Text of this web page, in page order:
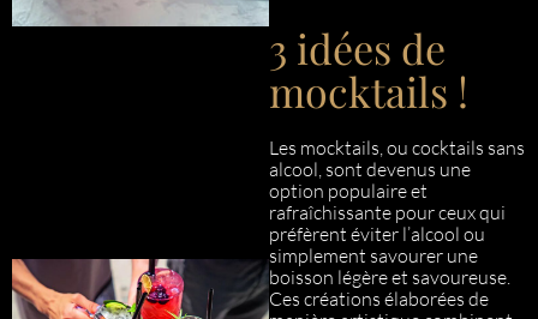
3 idées de
mocktails !
Les mocktails, ou cocktails sans
alcool, sont devenus une
option populaire et
rafraîchissante pour ceux qui
préfèrent éviter l’alcool ou
simplement savourer une
boisson légère et savoureuse.
Ces créations élaborées de